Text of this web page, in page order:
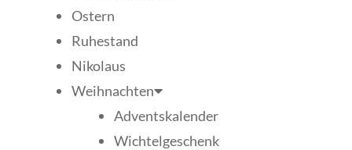
Ostern
Ruhestand
Nikolaus
Weihnachten
Adventskalender
Wichtelgeschenk